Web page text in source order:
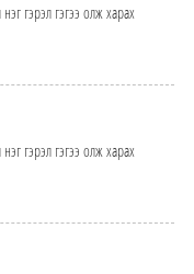
гэрэл гэгээ олж харах
гэрэл гэгээ олж харах